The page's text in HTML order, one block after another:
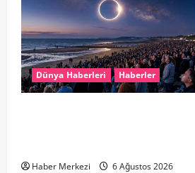
Dünya Haberleri Haberler
Haber Merkezi
6 Ağustos 2026